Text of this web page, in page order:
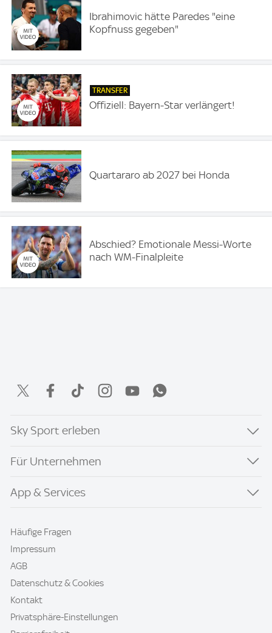
Ibrahimovic hätte Paredes "eine
Kopfnuss gegeben"
TRANSFER
Offiziell: Bayern-Star verlängert!
Quartararo ab 2027 bei Honda
Abschied? Emotionale Messi-Worte
nach WM-Finalpleite
Sky Sport erleben
Für Unternehmen
App & Services
Häufige Fragen
Impressum
AGB
Datenschutz & Cookies
Kontakt
Privatsphäre-Einstellungen